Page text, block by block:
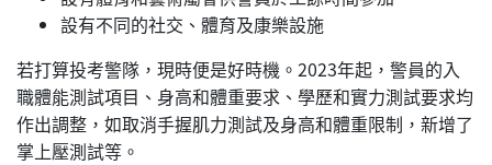
設有不同的社交、體育及康樂設施
若打算投考警隊，現時便是好時機。2023年起，警員的入
職體能測試項目、身高和體重要求、學歷和實力測試要求均
作出調整，如取消手握肌力測試及身高和體重限制，新增了
掌上壓測試等。